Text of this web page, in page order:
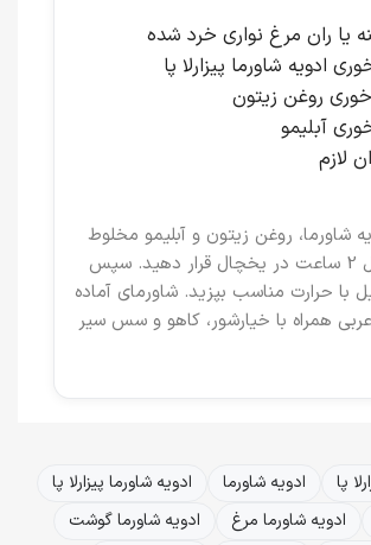
لازم
شاورما، روغن زیتون و آبلیمو مخلوط
کنید و حداقل 2 ساعت در یخچال قرار دهید. سپس
با حرارت مناسب بپزید. شاورمای آماده
همراه با خیارشور، کاهو و سس سیر
ادویه شاورما
ادویه شاورما پیزارلا پا
ادویه شاورما مرغ
ادویه شاورما گوشت